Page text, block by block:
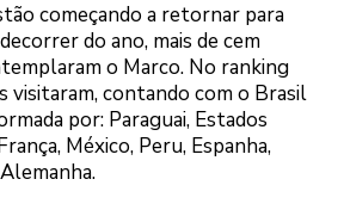
começando a retornar para
do ano, mais de cem
o Marco. No ranking
visitaram, contando com o Brasil
por: Paraguai, Estados
México, Peru, Espanha,